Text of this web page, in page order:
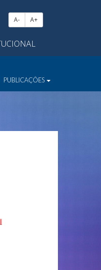
A- A+
PUBLICAÇÕES